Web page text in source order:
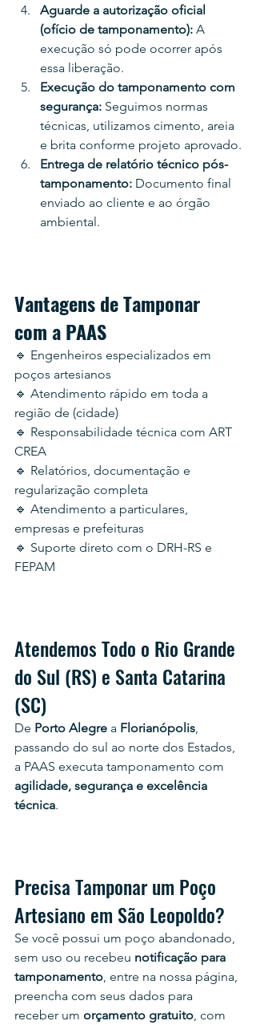
Aguarde a autorização oficial
(ofício de tamponamento): A
execução só pode ocorrer após
essa liberação.
Execução do tamponamento com
segurança: Seguimos normas
técnicas, utilizamos cimento, areia
e brita conforme projeto aprovado.
Entrega de relatório técnico pós-
tamponamento: Documento final
enviado ao cliente e ao órgão
ambiental.
Vantagens de Tamponar
com a PAAS
🔹 Engenheiros especializados em
poços artesianos
🔹 Atendimento rápido em toda a
região de (cidade)
🔹 Responsabilidade técnica com ART
CREA
🔹 Relatórios, documentação e
regularização completa
🔹 Atendimento a particulares,
empresas e prefeituras
🔹 Suporte direto com o DRH-RS e
FEPAM
Atendemos Todo o Rio Grande
do Sul (RS) e Santa Catarina
(SC)
De Porto Alegre a Florianópolis,
passando do sul ao norte dos Estados,
a PAAS executa tamponamento com
agilidade, segurança e excelência
técnica.
Precisa Tamponar um Poço
Artesiano em São Leopoldo?
Se você possui um poço abandonado,
sem uso ou recebeu notificação para
tamponamento, entre na nossa página,
preencha com seus dados para
receber um orçamento gratuito, com